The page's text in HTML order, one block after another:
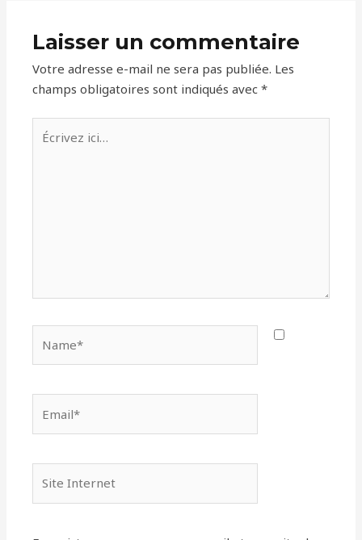
Laisser un commentaire
Votre adresse e-mail ne sera pas publiée. Les
champs obligatoires sont indiqués avec*
ici…
Internet